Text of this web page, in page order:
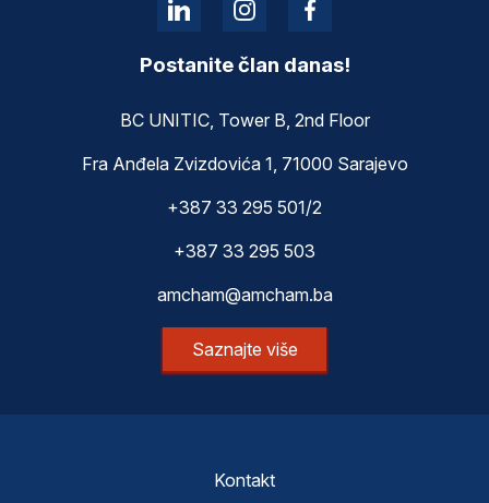
Postanite član danas!
BC UNITIC, Tower B, 2nd Floor
Fra Anđela Zvizdovića 1, 71000 Sarajevo
+387 33 295 501/2
+387 33 295 503
amcham@amcham.ba
Saznajte više
Kontakt